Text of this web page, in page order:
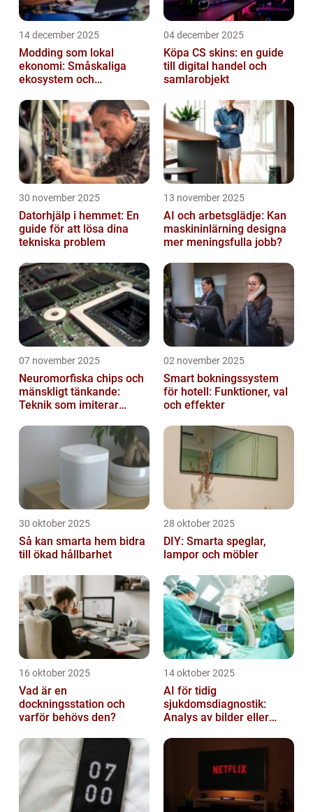
14 december 2025
Modding som lokal
ekonomi: Småskaliga
ekosystem och
04 december 2025
Köpa CS skins: en guide
till digital handel och
samlarobjekt
30 november 2025
Datorhjälp i hemmet: En
guide för att lösa dina
tekniska problem
13 november 2025
AI och arbetsglädje: Kan
maskininlärning designa
mer meningsfulla jobb?
07 november 2025
Neuromorfiska chips och
mänskligt tänkande:
Teknik som imiterar
02 november 2025
Smart bokningssystem
för hotell: Funktioner, val
och effekter
30 oktober 2025
Så kan smarta hem bidra
till ökad hållbarhet
28 oktober 2025
DIY: Smarta speglar,
lampor och möbler
16 oktober 2025
Vad är en
dockningsstation och
varför behövs den?
14 oktober 2025
AI för tidig
sjukdomsdiagnostik:
Analys av bilder eller